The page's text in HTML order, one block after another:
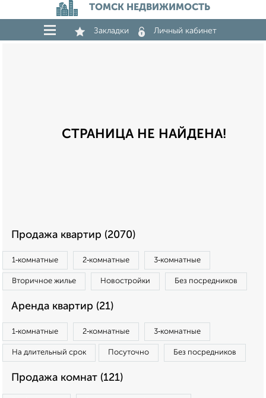
ТОМСК НЕДВИЖИМОСТЬ
Закладки Личный кабинет
СТРАНИЦА НЕ НАЙДЕНА!
Продажа квартир (2070)
1‑комнатные 2‑комнатные 3‑комнатные
Вторичное жилье Новостройки Без посредников
Аренда квартир (21)
1‑комнатные 2‑комнатные 3‑комнатные
На длительный срок Посуточно Без посредников
Продажа комнат (121)